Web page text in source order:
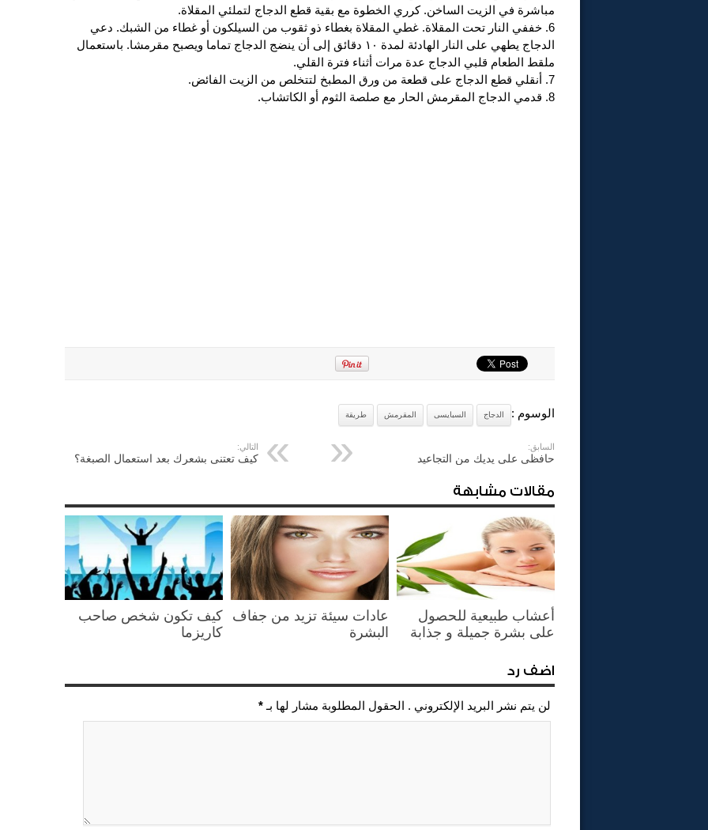
مباشرة في الزيت الساخن. كرري الخطوة مع بقية قطع الدجاج لتملئي المقلاة.
6. خففي النار تحت المقلاة. غطي المقلاة بغطاء ذو ثقوب من السيلكون أو غطاء من الشبك. دعي
الدجاج يطهي على النار الهادئة لمدة ١٠ دقائق إلى أن ينضج الدجاج تماما ويصبح مقرمشا. باستعمال
ملقط الطعام قلبي الدجاج عدة مرات أثناء فترة القلي.
7. أنقلي قطع الدجاج على قطعة من ورق المطبخ لتتخلص من الزيت الفائض.
8. قدمي الدجاج المقرمش الحار مع صلصة الثوم أو الكاتشاب.
الوسوم : الدجاج السبايسى المقرمش طريقة
السابق:
حافظى على يديك من التجاعيد
التالي:
كيف تعتنى بشعرك بعد استعمال الصبغة؟
مقالات مشابهة
أعشاب طبيعية للحصول
على بشرة جميلة و جذابة
عادات سيئة تزيد من جفاف
البشرة
كيف تكون شخص صاحب
كاريزما
اضف رد
لن يتم نشر البريد الإلكتروني . الحقول المطلوبة مشار لها بـ*